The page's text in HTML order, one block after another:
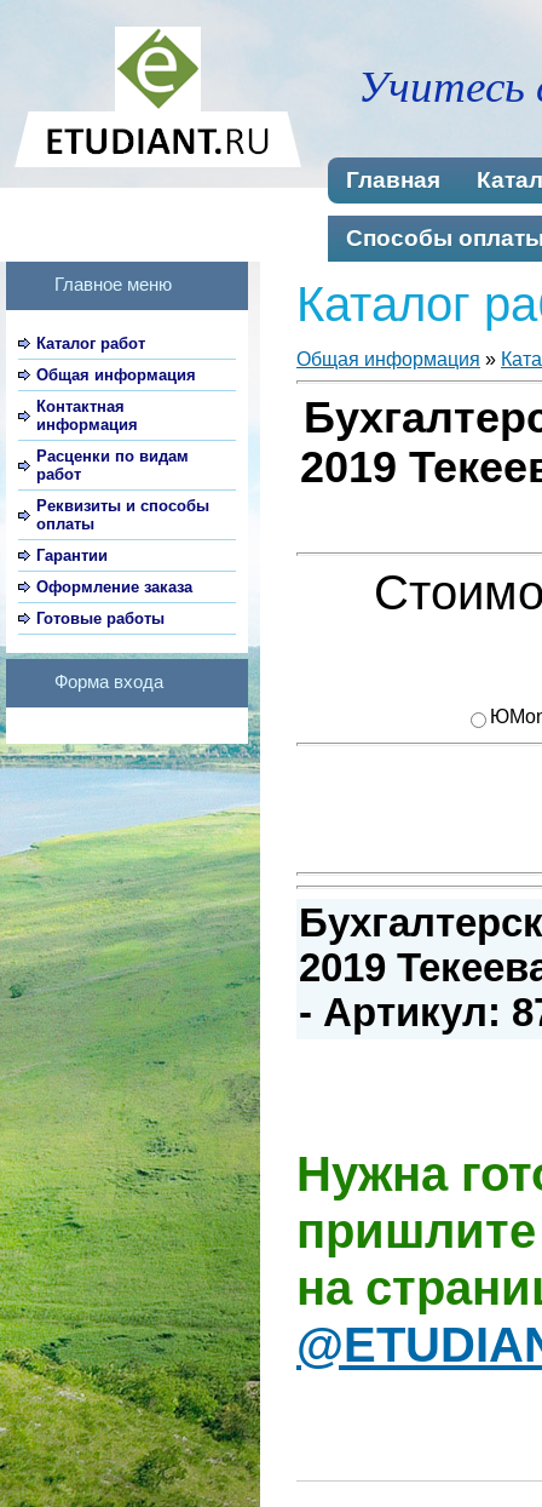
Учитесь
Главная
Способы
Главное меню
Каталог работ
Общая информация
Контактная
информация
Расценки по видам
работ
Реквизиты и способы
оплаты
Гарантии
Оформление заказа
Готовые работы
Форма входа
Каталог
Общая информация »
2019
2019
- Артикул:
Нужна
на